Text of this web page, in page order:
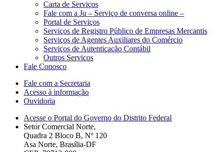
Carta de Serviços
Fale com a Ju – Serviço de conversa online –
Portal de Serviços
Serviços de Registro Público de Empresas Mercantis
Serviços de Agentes Auxiliares do Comércio
Serviços de Autenticação Contábil
Outros Serviços
Fale Conosco
Fale com a Secretaria
Acesso à informação
Ouvidoria
Acesse o Portal do Governo do Distrito Federal
Setor Comercial Norte,
Quadra 2 Bloco B, Nº 120
Asa Norte, Brasília-DF